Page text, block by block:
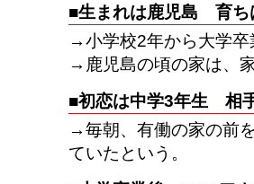
■生まれは鹿児島 育ち
→小学校2年から大学卒
→鹿児島の頃の家は、
■初恋は中学3年生 相
→毎朝、有働の家の前
ていたという。